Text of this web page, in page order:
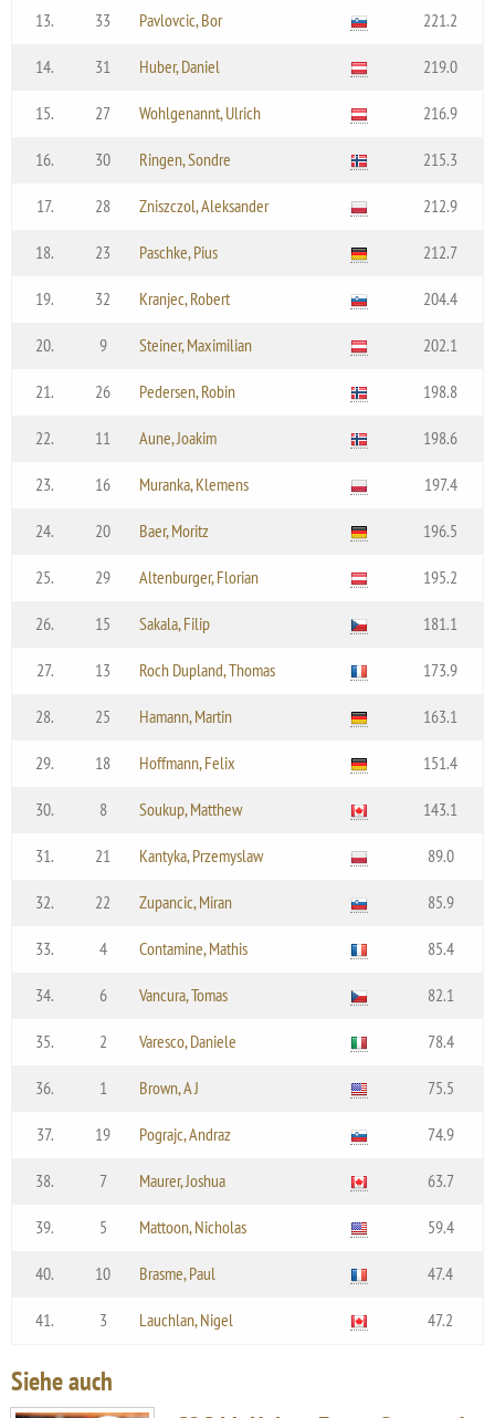
13. 33 Pavlovcic, Bor 221.2
14. 31 Huber, Daniel 219.0
15. 27 Wohlgenannt, Ulrich 216.9
16. 30 Ringen, Sondre 215.3
17. 28 Zniszczol, Aleksander 212.9
18. 23 Paschke, Pius 212.7
19. 32 Kranjec, Robert 204.4
20. 9 Steiner, Maximilian 202.1
21. 26 Pedersen, Robin 198.8
22. 11 Aune, Joakim 198.6
23. 16 Muranka, Klemens 197.4
24. 20 Baer, Moritz 196.5
25. 29 Altenburger, Florian 195.2
26. 15 Sakala, Filip 181.1
27. 13 Roch Dupland, Thomas 173.9
28. 25 Hamann, Martin 163.1
29. 18 Hoffmann, Felix 151.4
30. 8 Soukup, Matthew 143.1
31. 21 Kantyka, Przemyslaw 89.0
32. 22 Zupancic, Miran 85.9
33. 4 Contamine, Mathis 85.4
34. 6 Vancura, Tomas 82.1
35. 2 Varesco, Daniele 78.4
36. 1 Brown, A J 75.5
37. 19 Pograjc, Andraz 74.9
38. 7 Maurer, Joshua 63.7
39. 5 Mattoon, Nicholas 59.4
40. 10 Brasme, Paul 47.4
41. 3 Lauchlan, Nigel 47.2
Siehe auch